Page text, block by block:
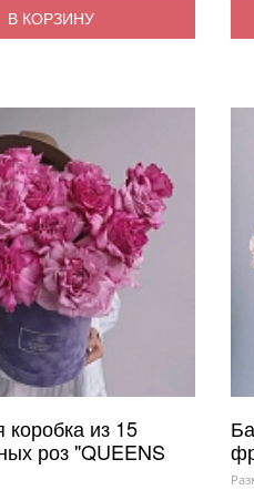
В КОРЗИНУ
коробка из 15
роз "QUEENS